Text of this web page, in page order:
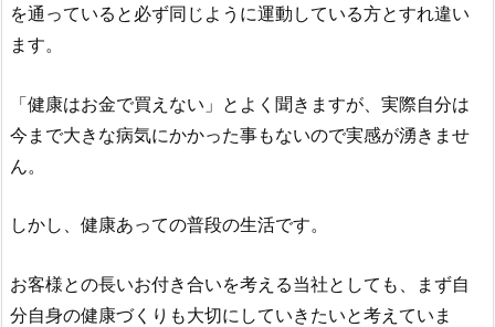
を通っていると必ず同じように運動している方とすれ違い
ます。
「健康はお金で買えない」とよく聞きますが、実際自分は
今まで大きな病気にかかった事もないので実感が湧きませ
ん。
しかし、健康あっての普段の生活です。
お客様との長いお付き合いを考える当社としても、まず自
分自身の健康づくりも大切にしていきたいと考えていま